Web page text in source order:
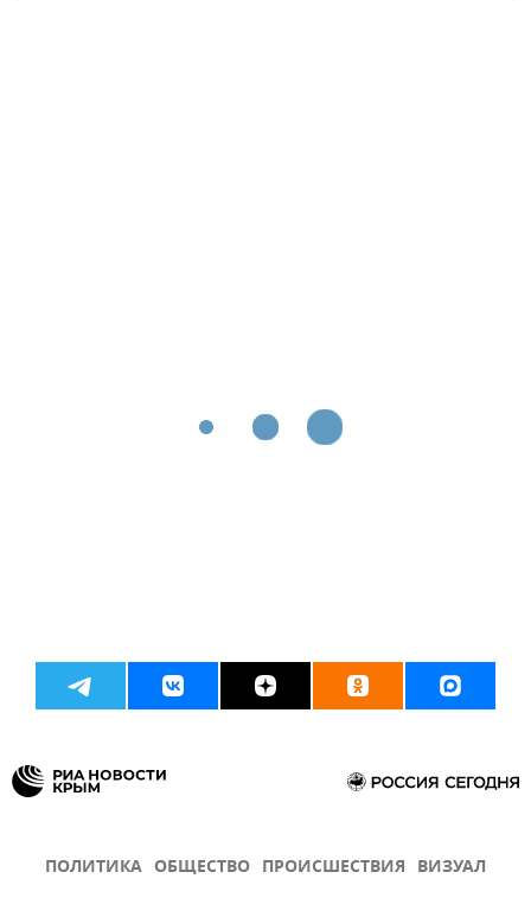
ПОЛИТИКА ОБЩЕСТВО ПРОИСШЕСТВИЯ ВИЗУАЛ